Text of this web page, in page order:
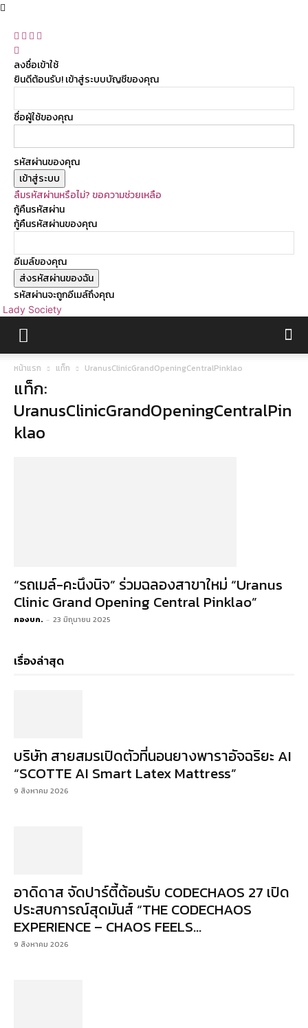
ลงชื่อเข้าใช้
ยินดีต้อนรับ! เข้าสู่ระบบบัญชีของคุณ
ชื่อผู้ใช้ของคุณ
รหัสผ่านของคุณ
ลืมรหัสผ่านหรือไม่? ขอความช่วยเหลือ
กู้คืนรหัสผ่าน
กู้คืนรหัสผ่านของคุณ
อีเมล์ของคุณ
รหัสผ่านจะถูกอีเมล์ถึงคุณ
Lady Society
หน้าแรก แท็ก UranusClinicGrandOpeningCentralPinklao
แท็ก:
UranusClinicGrandOpeningCentralPin
klao
“รถเมล์-คะนึงนิจ” ร่วมฉลองสาขาใหม่ “Uranus
Clinic Grand Opening Central Pinklao”
กองบก. - 23 มิถุนายน 2025
เรื่องล่าสุด
บริษัท สายสมรเปิดตัวที่นอนยางพาราอัจฉริยะ AI
“SCOTTE AI Smart Latex Mattress”
9 สิงหาคม 2026
อาดิดาส จัดปาร์ตี้ต้อนรับ CODECHAOS 27 เปิด
ประสบการณ์สุดมันส์ “THE CODECHAOS
EXPERIENCE – CHAOS FEELS...
9 สิงหาคม 2026